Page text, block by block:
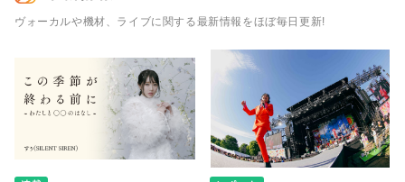
ヴォーカルや機材、ライブに関する最新情報をほぼ毎日更新!